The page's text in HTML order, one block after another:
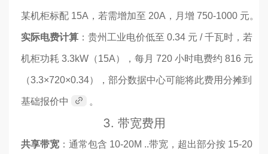
某机柜标配 15A，若需增加至 20A，月增 750-1000 元。
实际电费计算 ：贵州工业电价低至 0.34 元 / 千瓦时，若
机柜功耗 3.3kW（15A），每月 720 小时电费约 816 元
（3.3×720×0.34），部分数据中心可能将此费用分摊到
基础报价中 。
3. 带宽费用
共享带宽 ：通常包含 10-20M ..带宽，超出部分按 15-20